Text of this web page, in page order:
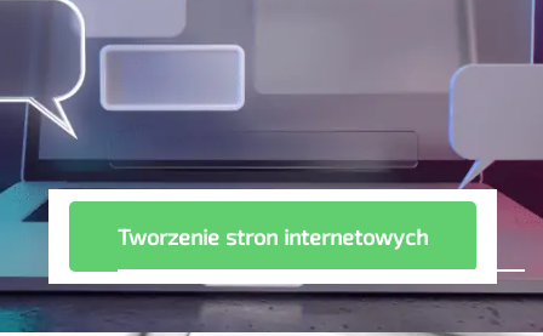
Tworzenie stron internetowych